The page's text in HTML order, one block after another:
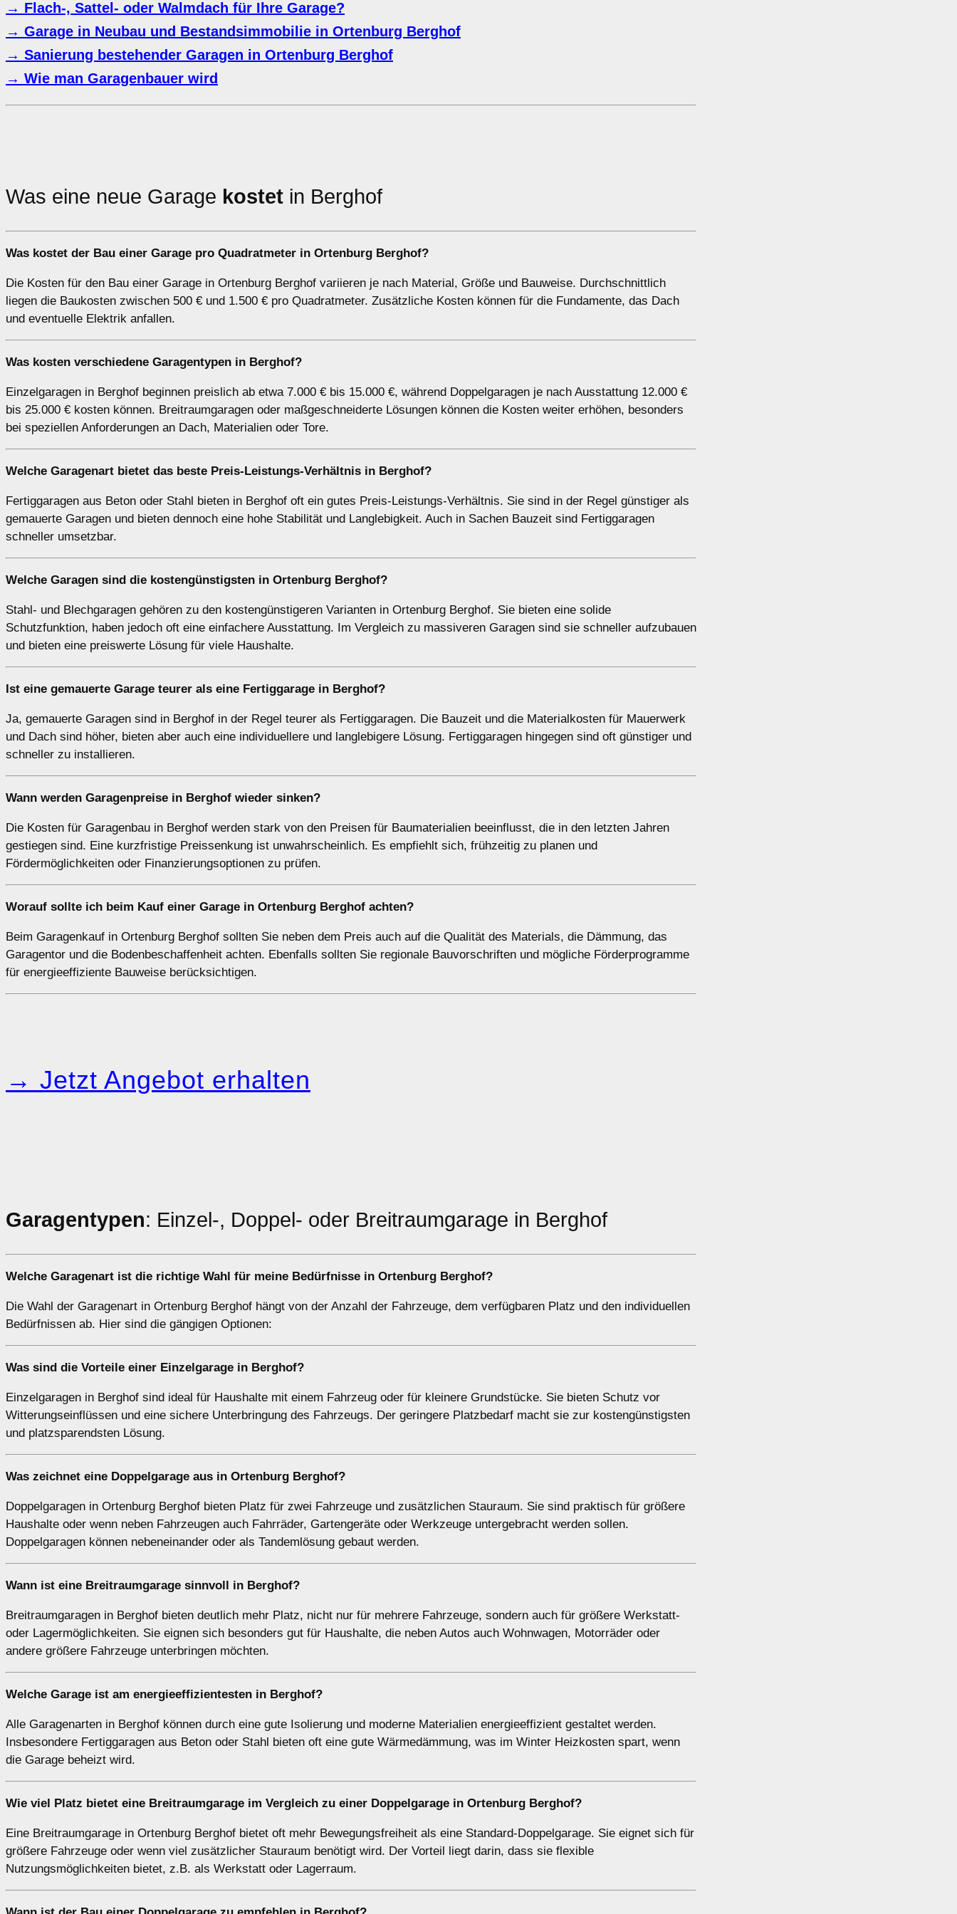
→ Flach-, Sattel- oder Walmdach für Ihre Garage?
→ Garage in Neubau und Bestandsimmobilie in Ortenburg Berghof
→ Sanierung bestehender Garagen in Ortenburg Berghof
→ Wie man Garagenbauer wird
Was eine neue Garage kostet in Berghof
Was kostet der Bau einer Garage pro Quadratmeter in Ortenburg Berghof?
Die Kosten für den Bau einer Garage in Ortenburg Berghof variieren je nach Material, Größe und Bauweise. Durchschnittlich
liegen die Baukosten zwischen 500 € und 1.500 € pro Quadratmeter. Zusätzliche Kosten können für die Fundamente, das Dach
und eventuelle Elektrik anfallen.
Was kosten verschiedene Garagentypen in Berghof?
Einzelgaragen in Berghof beginnen preislich ab etwa 7.000 € bis 15.000 €, während Doppelgaragen je nach Ausstattung 12.000 €
bis 25.000 € kosten können. Breitraumgaragen oder maßgeschneiderte Lösungen können die Kosten weiter erhöhen, besonders
bei speziellen Anforderungen an Dach, Materialien oder Tore.
Welche Garagenart bietet das beste Preis-Leistungs-Verhältnis in Berghof?
Fertiggaragen aus Beton oder Stahl bieten in Berghof oft ein gutes Preis-Leistungs-Verhältnis. Sie sind in der Regel günstiger als
gemauerte Garagen und bieten dennoch eine hohe Stabilität und Langlebigkeit. Auch in Sachen Bauzeit sind Fertiggaragen
schneller umsetzbar.
Welche Garagen sind die kostengünstigsten in Ortenburg Berghof?
Stahl- und Blechgaragen gehören zu den kostengünstigeren Varianten in Ortenburg Berghof. Sie bieten eine solide
Schutzfunktion, haben jedoch oft eine einfachere Ausstattung. Im Vergleich zu massiveren Garagen sind sie schneller aufzubauen
und bieten eine preiswerte Lösung für viele Haushalte.
Ist eine gemauerte Garage teurer als eine Fertiggarage in Berghof?
Ja, gemauerte Garagen sind in Berghof in der Regel teurer als Fertiggaragen. Die Bauzeit und die Materialkosten für Mauerwerk
und Dach sind höher, bieten aber auch eine individuellere und langlebigere Lösung. Fertiggaragen hingegen sind oft günstiger und
schneller zu installieren.
Wann werden Garagenpreise in Berghof wieder sinken?
Die Kosten für Garagenbau in Berghof werden stark von den Preisen für Baumaterialien beeinflusst, die in den letzten Jahren
gestiegen sind. Eine kurzfristige Preissenkung ist unwahrscheinlich. Es empfiehlt sich, frühzeitig zu planen und
Fördermöglichkeiten oder Finanzierungsoptionen zu prüfen.
Worauf sollte ich beim Kauf einer Garage in Ortenburg Berghof achten?
Beim Garagenkauf in Ortenburg Berghof sollten Sie neben dem Preis auch auf die Qualität des Materials, die Dämmung, das
Garagentor und die Bodenbeschaffenheit achten. Ebenfalls sollten Sie regionale Bauvorschriften und mögliche Förderprogramme
für energieeffiziente Bauweise berücksichtigen.
→ Jetzt Angebot erhalten
Garagentypen: Einzel-, Doppel- oder Breitraumgarage in Berghof
Welche Garagenart ist die richtige Wahl für meine Bedürfnisse in Ortenburg Berghof?
Die Wahl der Garagenart in Ortenburg Berghof hängt von der Anzahl der Fahrzeuge, dem verfügbaren Platz und den individuellen
Bedürfnissen ab. Hier sind die gängigen Optionen:
Was sind die Vorteile einer Einzelgarage in Berghof?
Einzelgaragen in Berghof sind ideal für Haushalte mit einem Fahrzeug oder für kleinere Grundstücke. Sie bieten Schutz vor
Witterungseinflüssen und eine sichere Unterbringung des Fahrzeugs. Der geringere Platzbedarf macht sie zur kostengünstigsten
und platzsparendsten Lösung.
Was zeichnet eine Doppelgarage aus in Ortenburg Berghof?
Doppelgaragen in Ortenburg Berghof bieten Platz für zwei Fahrzeuge und zusätzlichen Stauraum. Sie sind praktisch für größere
Haushalte oder wenn neben Fahrzeugen auch Fahrräder, Gartengeräte oder Werkzeuge untergebracht werden sollen.
Doppelgaragen können nebeneinander oder als Tandemlösung gebaut werden.
Wann ist eine Breitraumgarage sinnvoll in Berghof?
Breitraumgaragen in Berghof bieten deutlich mehr Platz, nicht nur für mehrere Fahrzeuge, sondern auch für größere Werkstatt-
oder Lagermöglichkeiten. Sie eignen sich besonders gut für Haushalte, die neben Autos auch Wohnwagen, Motorräder oder
andere größere Fahrzeuge unterbringen möchten.
Welche Garage ist am energieeffizientesten in Berghof?
Alle Garagenarten in Berghof können durch eine gute Isolierung und moderne Materialien energieeffizient gestaltet werden.
Insbesondere Fertiggaragen aus Beton oder Stahl bieten oft eine gute Wärmedämmung, was im Winter Heizkosten spart, wenn
die Garage beheizt wird.
Wie viel Platz bietet eine Breitraumgarage im Vergleich zu einer Doppelgarage in Ortenburg Berghof?
Eine Breitraumgarage in Ortenburg Berghof bietet oft mehr Bewegungsfreiheit als eine Standard-Doppelgarage. Sie eignet sich für
größere Fahrzeuge oder wenn viel zusätzlicher Stauraum benötigt wird. Der Vorteil liegt darin, dass sie flexible
Nutzungsmöglichkeiten bietet, z.B. als Werkstatt oder Lagerraum.